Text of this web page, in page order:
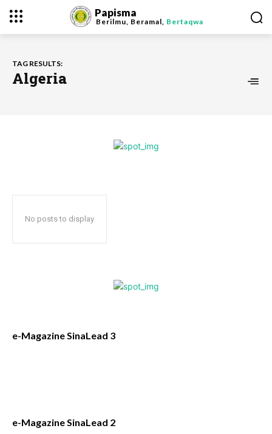
Papisma
Berilmu, Beramal, Bertaqwa
TAG RESULTS:
Algeria
No posts to display
e-Magazine SinaLead 3
e-Magazine SinaLead 2